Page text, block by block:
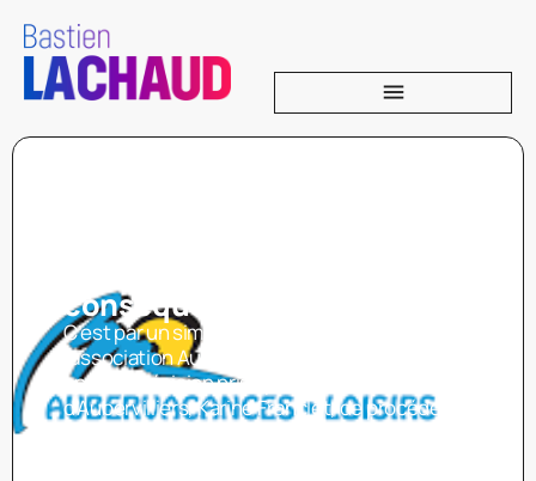
conséquences inquiétantes
C’est par un simple courriel que le directeur de
l’association Aubervacances-loisir (AVL) à
apprit la décision prise par la Maire
d’Aubervilliers, Karine Franclet, de procéder à